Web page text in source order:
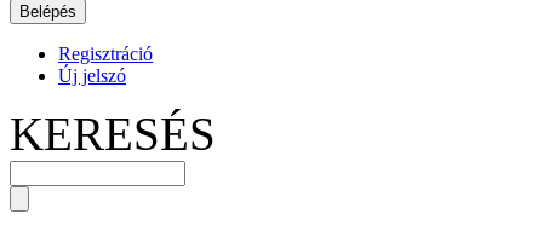
Regisztráció
Új jelszó
KERESÉS